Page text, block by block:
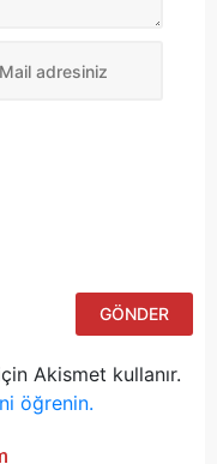
Akismet kullanır.
öğrenin.